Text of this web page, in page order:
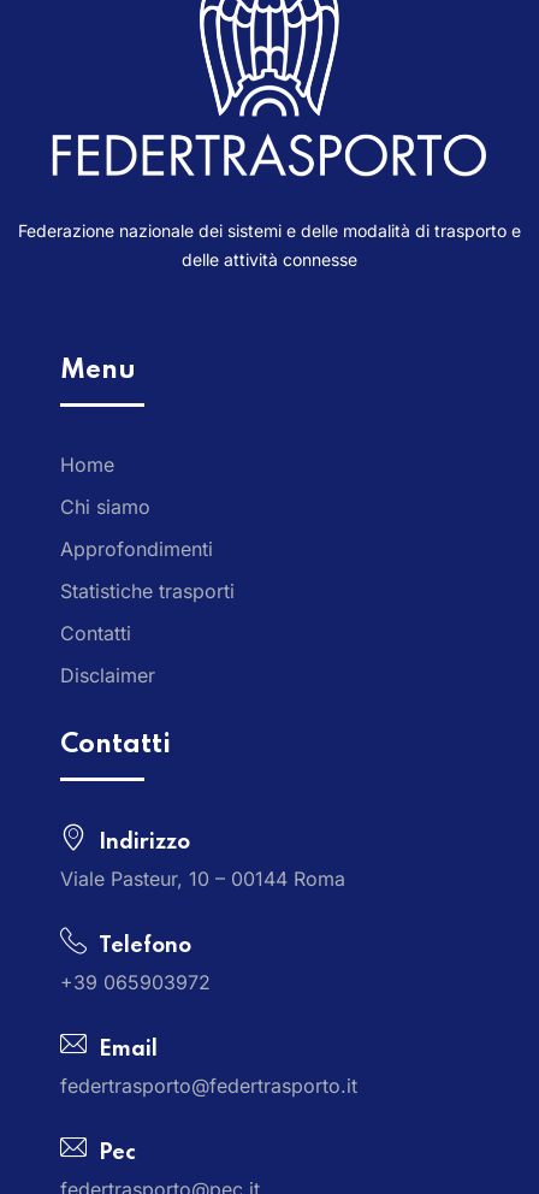
Federazione nazionale dei sistemi e delle modalità di trasporto e
delle attività connesse
Menu
Home
Chi siamo
Approfondimenti
Statistiche trasporti
Contatti
Disclaimer
Contatti
Indirizzo
Viale Pasteur, 10 – 00144 Roma
Telefono
+39 065903972
Email
federtrasporto@federtrasporto.it
Pec
federtrasporto@pec.it